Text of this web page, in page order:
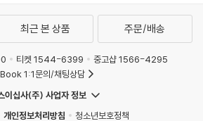
최근 본 상품 주문/배송
티켓 1544-6399
중고샵 1566-4295
1:1문의/채팅상담
이십사(주) 사업자 정보
개인정보처리방침 청소년보호정책